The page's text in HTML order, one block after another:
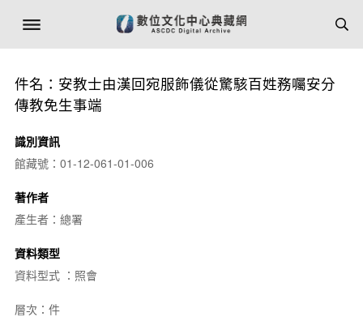
件名：安教士由漢回宛服飾儀從驚駭百姓務囑安分
傳教免生事端
識別資訊
館藏號：01-12-061-01-006
著作者
產生者：總署
資料類型
資料型式 ：照會
層次：件